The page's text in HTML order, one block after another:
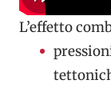
L’effetto